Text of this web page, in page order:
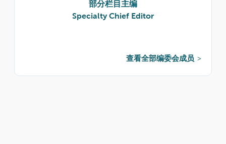
部分栏目主编
Specialty Chief Editor
查看全部编委会成员